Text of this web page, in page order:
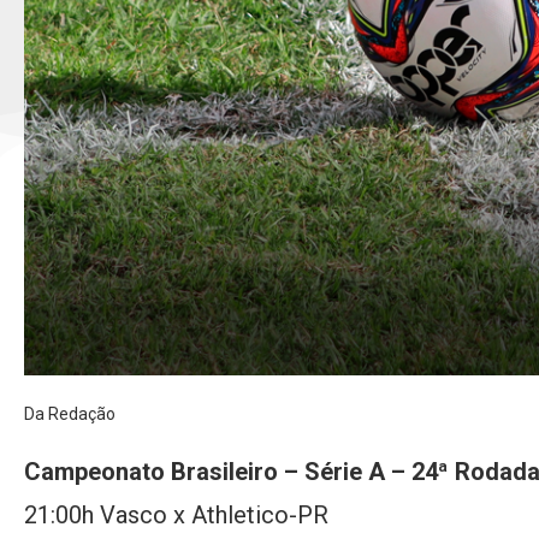
Da Redação
Campeonato Brasileiro – Série A – 24ª Rodada
21:00h Vasco x Athletico-PR